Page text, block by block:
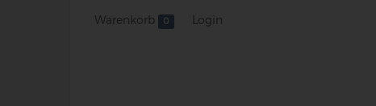
Warenkorb 0 Login